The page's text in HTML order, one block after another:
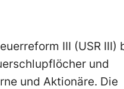
III (USR III)
und
und Aktionäre. Die